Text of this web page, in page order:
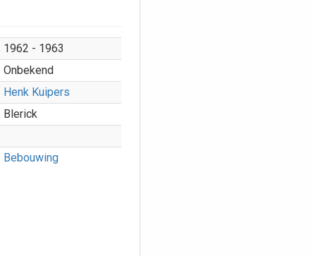
1962 - 1963
Onbekend
Henk Kuipers
Blerick
Bebouwing